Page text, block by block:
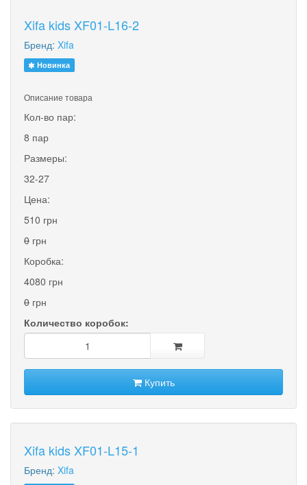
Xifa kids XF01-L16-2
Бренд: Xifa
Новинка
Описание товара
Кол-во пар:
8 пар
Размеры:
32-27
Цена:
510 грн
0 грн
Коробка:
4080 грн
0 грн
Количество коробок:
Купить
Xifa kids XF01-L15-1
Бренд: Xifa